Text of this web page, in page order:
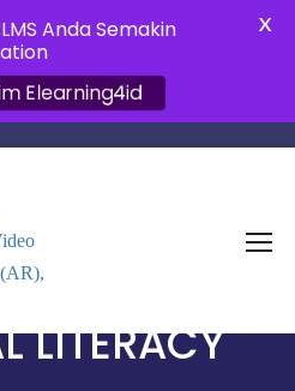
(OTS)
–
LITERACY
Anda Semakin
Elearning4id
X